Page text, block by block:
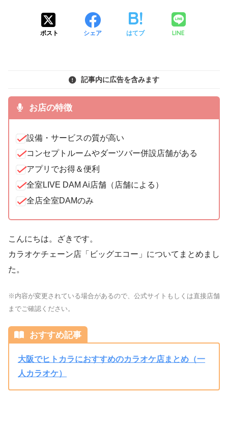
ポスト シェア はてブ LINE
記事内に広告を含みます
お店の特徴
設備・サービスの質が高い
コンセプトルームやダーツバー併設店舗がある
アプリでお得＆便利
全室LIVE DAM Ai店舗（店舗による）
全店全室DAMのみ
こんにちは。ざきです。
カラオケチェーン店「ビッグエコー」についてまとめまし
た。
※内容が変更されている場合があるので、公式サイトもしくは直接店舗
までご確認ください。
おすすめ記事
大阪でヒトカラにおすすめのカラオケ店まとめ（一
人カラオケ）